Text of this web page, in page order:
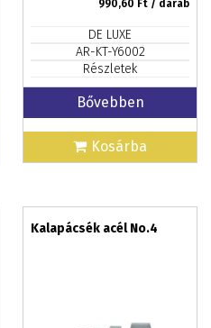
990,60 Ft / darab
DE LUXE
AR-KT-Y6002
Részletek
Bővebben
Kosárba
Kalapácsék acél No.4